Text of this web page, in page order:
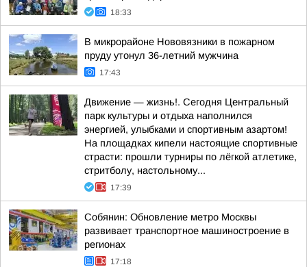
18:33
В микрорайоне Нововязники в пожарном
пруду утонул 36-летний мужчина
17:43
Движение — жизнь!. Сегодня Центральный
парк культуры и отдыха наполнился
энергией, улыбками и спортивным азартом!
На площадках кипели настоящие спортивные
страсти: прошли турниры по лёгкой атлетике,
стритболу, настольному...
17:39
Собянин: Обновление метро Москвы
развивает транспортное машиностроение в
регионах
17:18